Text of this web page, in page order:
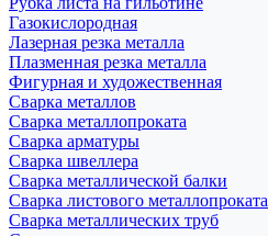
Газокислородная
Лазерная резка металла
Плазменная резка металла
Фигурная и художественная
Сварка металлов
Сварка металлопроката
Сварка арматуры
Сварка швеллера
Сварка металлической балки
Сварка листового металлопроката
Сварка металлических труб